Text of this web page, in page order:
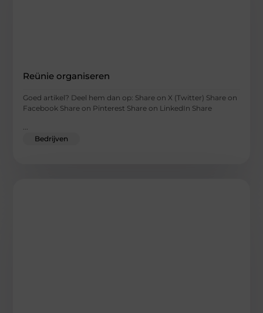
Reünie organiseren
Goed artikel? Deel hem dan op: Share on X (Twitter) Share on
Facebook Share on Pinterest Share on LinkedIn Share
...
Bedrijven